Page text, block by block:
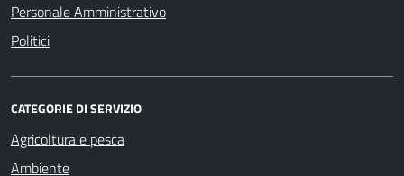
Personale Amministrativo
Politici
CATEGORIE DI SERVIZIO
Agricoltura e pesca
Ambiente